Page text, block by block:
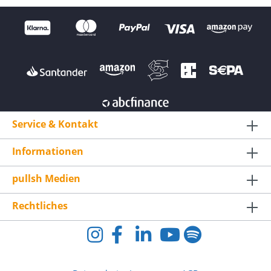
Originalakku für Beyond Power VOLTRA
TeamVersicherter Rückversand mit eingebautem
Akku inklusive Hinweis zur Akkupflege: Um die
empfehlen wir die Nutzung des Original-
Ladegeräts sowie das Vermeiden von
Tiefentladungen.
Service & Kontakt
Informationen
pullsh Medien
Rechtliches